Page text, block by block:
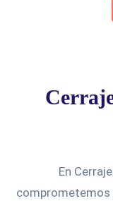
En
comprometemos